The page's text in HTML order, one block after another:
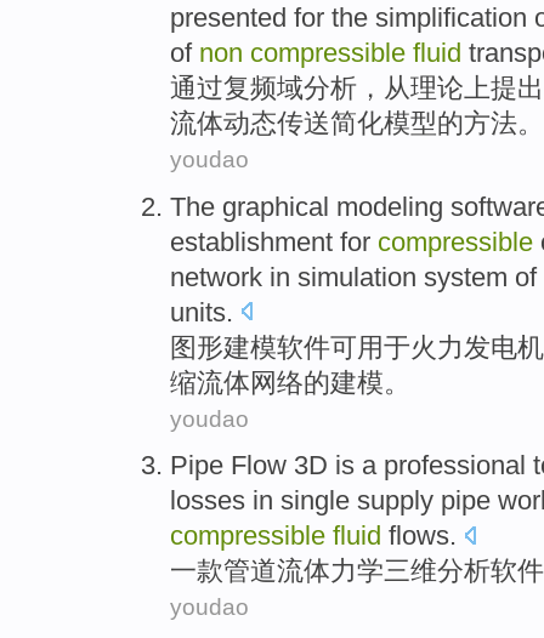
presented for the simplification
of non compressible fluid
通过复频域分析 ，从理论上提出
流体动态传送简化模型的方法。
youdao
The graphical modeling
establishment for compressible
network in simulation system of
units.
图形建模软件可用于火力发电
缩流体网络的建模。
youdao
Pipe Flow 3D is a professional
losses in single supply pipe
compressible fluid flows.
一款管道流体力学三维分析软
youdao